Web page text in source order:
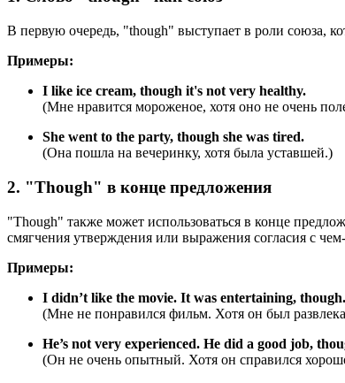
В первую очередь, "though" выступает в роли союза,
Примеры:
I like ice cream, though it's not very healthy.
(Мне нравится мороженое, хотя оно не очень
She went to the party, though she was tired.
(Она пошла на вечеринку, хотя была уставшей.)
2. "Though" в конце предложения
"Though" также может использоваться в конце
смягчения утверждения или выражения согласия с
Примеры:
I didn’t like the movie. It was entertaining, though.
(Мне не понравился фильм. Хотя он был
He’s not very experienced. He did a good job,
(Он не очень опытный. Хотя он справился